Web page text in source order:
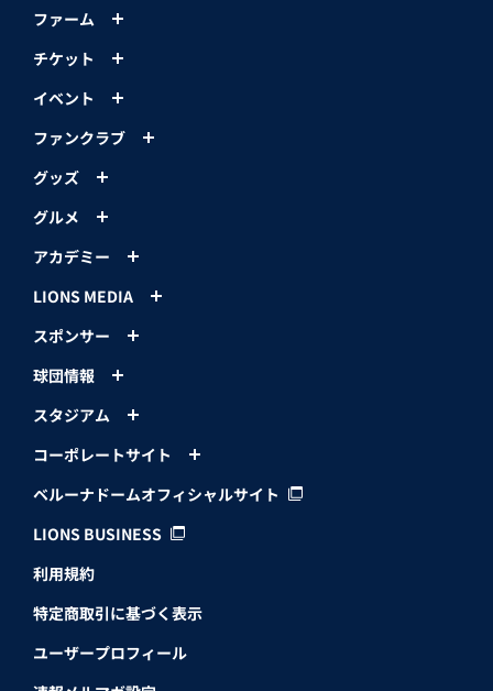
ファーム
チケット
イベント
ファンクラブ
グッズ
グルメ
アカデミー
LIONS MEDIA
スポンサー
球団情報
スタジアム
コーポレートサイト
ベルーナドームオフィシャルサイト
LIONS BUSINESS
利用規約
特定商取引に基づく表示
ユーザープロフィール